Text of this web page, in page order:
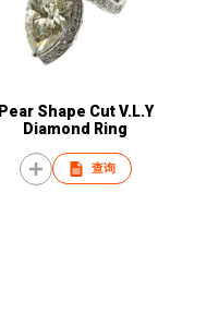
Pear Shape Cut V.L.Y
Diamond Ring
查询